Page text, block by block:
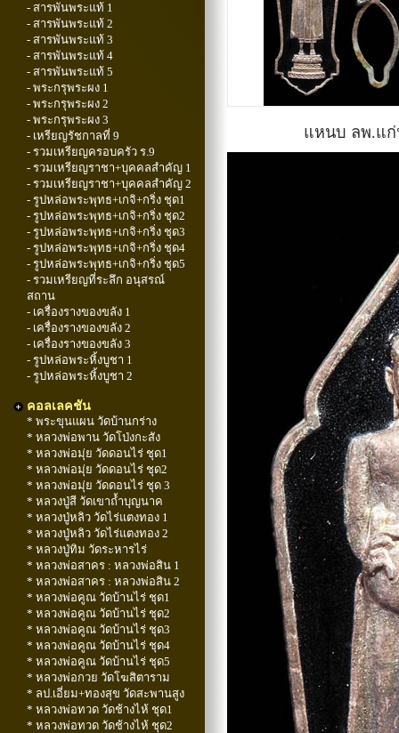
- สารพันพระแท้ 1
- สารพันพระแท้ 2
- สารพันพระแท้ 3
- สารพันพระแท้ 4
- สารพันพระแท้ 5
- พระกรุพระผง 1
- พระกรุพระผง 2
- พระกรุพระผง 3
- เหรียญรัชกาลที่ 9
- รวมเหรียญครอบครัว ร.9
- รวมเหรียญราชา+บุคคลสำคัญ 1
- รวมเหรียญราชา+บุคคลสำคัญ 2
- รูปหล่อพระพุทธ+เกจิ+กริ่ง ชุด1
- รูปหล่อพระพุทธ+เกจิ+กริ่ง ชุด2
- รูปหล่อพระพุทธ+เกจิ+กริ่ง ชุด3
- รูปหล่อพระพุทธ+เกจิ+กริ่ง ชุด4
- รูปหล่อพระพุทธ+เกจิ+กริ่ง ชุด5
- รวมเหรียญที่ระลึก อนุสรณ์
สถาน
- เครื่องรางของขลัง 1
- เครื่องรางของขลัง 2
- เครื่องรางของขลัง 3
- รูปหล่อพระหิ้งบูชา 1
- รูปหล่อพระหิ้งบูชา 2
คอลเลคชัน
* พระขุนแผน วัดบ้านกร่าง
* หลวงพ่อพาน วัดโป่งกะสัง
* หลวงพ่อมุ่ย วัดดอนไร่ ชุด1
* หลวงพ่อมุ่ย วัดดอนไร่ ชุด2
* หลวงพ่อมุ่ย วัดดอนไร่ ชุด 3
* หลวงปู่สี วัดเขาถ้ำบุญนาค
* หลวงปู่หลิว วัดไร่แตงทอง 1
* หลวงปู่หลิว วัดไร่แตงทอง 2
* หลวงปู่ทิม วัดระหารไร่
* หลวงพ่อสาคร : หลวงพ่อสิน 1
* หลวงพ่อสาคร : หลวงพ่อสิน 2
* หลวงพ่อคูณ วัดบ้านไร่ ชุด1
* หลวงพ่อคูณ วัดบ้านไร่ ชุด2
* หลวงพ่อคูณ วัดบ้านไร่ ชุด3
* หลวงพ่อคูณ วัดบ้านไร่ ชุด4
* หลวงพ่อคูณ วัดบ้านไร่ ชุด5
* หลวงพ่อกวย วัดโฆสิตาราม
* ลป.เอี่ยม+ทองสุข วัดสะพานสูง
* หลวงพ่อทวด วัดช้างไห้ ชุด1
* หลวงพ่อทวด วัดช้างไห้ ชุด2
แหนบ ลพ.แก่